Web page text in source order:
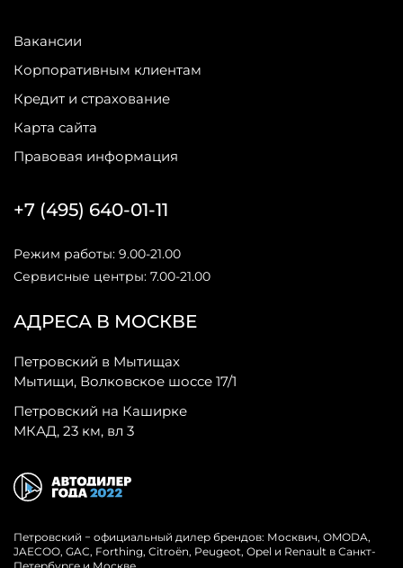
Вакансии
Корпоративным клиентам
Кредит и страхование
Карта сайта
Правовая информация
АДРЕСА В МОСКВЕ
Петровский в Мытищах
Мытищи, Волковское шоссе 17/1
Петровский на Каширке
МКАД, 23 км, вл 3
+7 (495) 640-01-11
Режим работы: 9.00-21.00
Сервисные центры: 7.00-21.00
Петровский − официальный дилер брендов: Москвич, OMODA,
JAECOO, GAC, Forthing, Citroёn, Peugeot, Opel и Renault в Санкт-